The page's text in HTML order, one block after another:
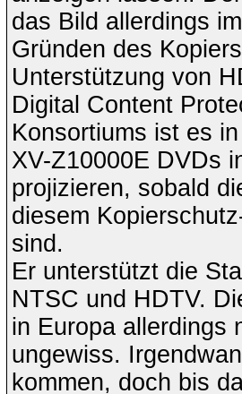
das Bild allerdings
Gründen des
Unterstützung von
Digital Content
Konsortiums ist es
XV-Z10000E DVDs
projizieren, sobald
diesem
sind.
Er unterstützt die
NTSC und HDTV.
in Europa allerdings
ungewiss.
kommen, doch bis